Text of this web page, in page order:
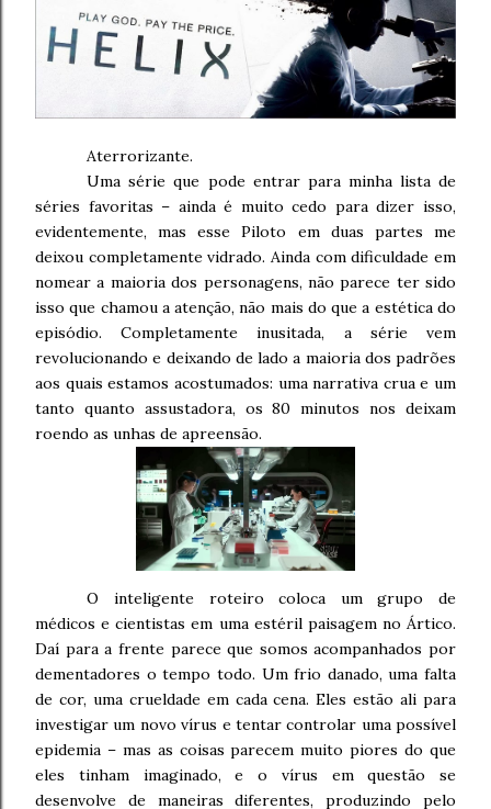
Aterrorizante.
Uma série que pode entrar para minha lista de
séries favoritas – ainda é muito cedo para dizer isso,
evidentemente, mas esse Piloto em duas partes me
deixou completamente vidrado. Ainda com dificuldade em
nomear a maioria dos personagens, não parece ter sido
isso que chamou a atenção, não mais do que a estética do
episódio. Completamente inusitada, a série vem
revolucionando e deixando de lado a maioria dos padrões
aos quais estamos acostumados: uma narrativa crua e um
tanto quanto assustadora, os 80 minutos nos deixam
roendo as unhas de apreensão.
O inteligente roteiro coloca um grupo de
médicos e cientistas em uma estéril paisagem no Ártico.
Daí para a frente parece que somos acompanhados por
dementadores o tempo todo. Um frio danado, uma falta
de cor, uma crueldade em cada cena. Eles estão ali para
investigar um novo vírus e tentar controlar uma possível
epidemia – mas as coisas parecem muito piores do que
eles tinham imaginado, e o vírus em questão se
desenvolve de maneiras diferentes, produzindo pelo